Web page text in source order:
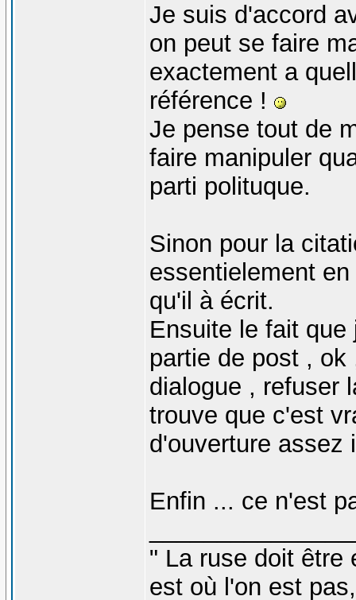
Je suis d'accord
on peut se faire
exactement a
référence !
Je pense tout de
faire manipuler
parti polituque.
Sinon pour la
essentielement
qu'il à écrit.
Ensuite le fait
partie de post ,
dialogue , refuser
trouve que c'est
d'ouverture assez
Enfin ... ce n'est
" La ruse doit être
est où l'on est